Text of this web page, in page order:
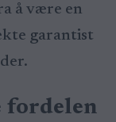
å være en
garantist
fordelen